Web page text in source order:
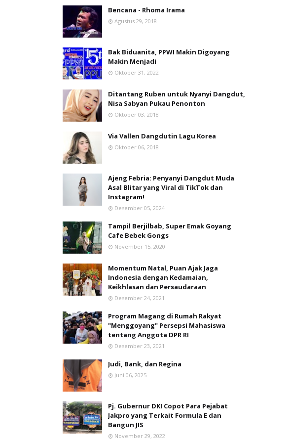
Bencana - Rhoma Irama
Agustus 29, 2018
Bak Biduanita, PPWI Makin Digoyang
Makin Menjadi
Oktober 31, 2022
Ditantang Ruben untuk Nyanyi Dangdut,
Nisa Sabyan Pukau Penonton
Oktober 03, 2018
Via Vallen Dangdutin Lagu Korea
Oktober 06, 2018
Ajeng Febria: Penyanyi Dangdut Muda
Asal Blitar yang Viral di TikTok dan
Instagram!
Desember 05, 2024
Tampil Berjilbab, Super Emak Goyang
Cafe Bebek Gongs
November 15, 2020
Momentum Natal, Puan Ajak Jaga
Indonesia dengan Kedamaian,
Keikhlasan dan Persaudaraan
Desember 24, 2021
Program Magang di Rumah Rakyat
"Menggoyang" Persepsi Mahasiswa
tentang Anggota DPR RI
Desember 23, 2021
Judi, Bank, dan Regina
Juni 06, 2025
Pj. Gubernur DKI Copot Para Pejabat
Jakpro yang Terkait Formula E dan
Bangun JIS
November 29, 2022